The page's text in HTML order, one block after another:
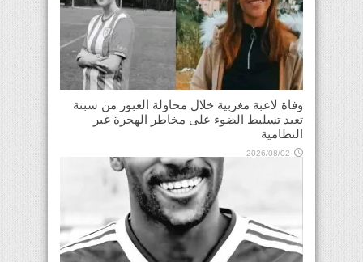
وفاة لاعبة مغربية خلال محاولة العبور من سبتة
تعيد تسليط الضوء على مخاطر الهجرة غير
النظامية
2026/08/02